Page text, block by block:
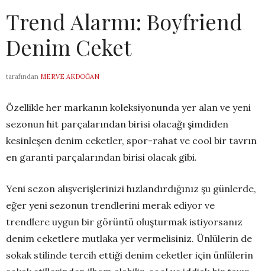
Trend Alarmı: Boyfriend
Denim Ceket
tarafından MERVE AKDOĞAN
Özellikle her markanın koleksiyonunda yer alan ve yeni
sezonun hit parçalarından birisi olacağı şimdiden
kesinleşen denim ceketler, spor-rahat ve cool bir tavrın
en garanti parçalarından birisi olacak gibi.
Yeni sezon alışverişlerinizi hızlandırdığınız şu günlerde,
eğer yeni sezonun trendlerini merak ediyor ve
trendlere uygun bir görüntü oluşturmak istiyorsanız
denim ceketlere mutlaka yer vermelisiniz. Ünlülerin de
sokak stilinde tercih ettiği denim ceketler için ünlülerin